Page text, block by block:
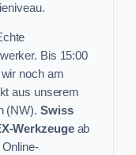
Bis 15:00
noch am
aus unserem
(NW). Swiss
Werkzeugeab